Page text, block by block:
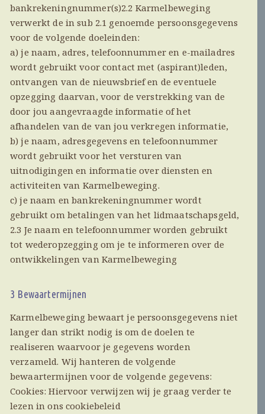
bankrekeningnummer(s)2.2 Karmelbeweging
verwerkt de in sub 2.1 genoemde persoonsgegevens
voor de volgende doeleinden:
a) je naam, adres, telefoonnummer en e-mailadres
wordt gebruikt voor contact met (aspirant)leden,
ontvangen van de nieuwsbrief en de eventuele
opzegging daarvan, voor de verstrekking van de
door jou aangevraagde informatie of het
afhandelen van de van jou verkregen informatie,
b) je naam, adresgegevens en telefoonnummer
wordt gebruikt voor het versturen van
uitnodigingen en informatie over diensten en
activiteiten van Karmelbeweging.
c) je naam en bankrekeningnummer wordt
gebruikt om betalingen van het lidmaatschapsgeld,
2.3 Je naam en telefoonnummer worden gebruikt
tot wederopzegging om je te informeren over de
ontwikkelingen van Karmelbeweging
3 Bewaartermijnen
Karmelbeweging bewaart je persoonsgegevens niet
langer dan strikt nodig is om de doelen te
realiseren waarvoor je gegevens worden
verzameld. Wij hanteren de volgende
bewaartermijnen voor de volgende gegevens:
Cookies: Hiervoor verwijzen wij je graag verder te
lezen in ons cookiebeleid